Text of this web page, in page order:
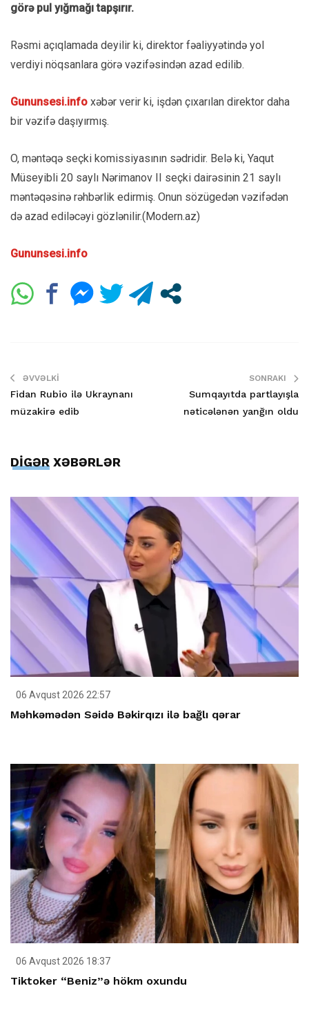
görə pul yığmağı tapşırır.
Rəsmi açıqlamada deyilir ki, direktor fəaliyyətində yol
verdiyi nöqsanlara görə vəzifəsindən azad edilib.
Gununsesi.info xəbər verir ki, işdən çıxarılan direktor daha
bir vəzifə daşıyırmış.
O, məntəqə seçki komissiyasının sədridir. Belə ki, Yaqut
Müseyibli 20 saylı Nərimanov II seçki dairəsinin 21 saylı
məntəqəsinə rəhbərlik edirmiş. Onun sözügedən vəzifədən
də azad ediləcəyi gözlənilir.(Modern.az)
Gununsesi.info
ƏVVƏLKI
Fidan Rubio ilə Ukraynanı
müzakirə edib
SONRAKI
Sumqayıtda partlayışla
nəticələnən yanğın oldu
DİGƏR XƏBƏRLƏR
06 Avqust 2026 22:57
Məhkəmədən Səidə Bəkirqızı ilə bağlı qərar
06 Avqust 2026 18:37
Tiktoker “Beniz”ə hökm oxundu